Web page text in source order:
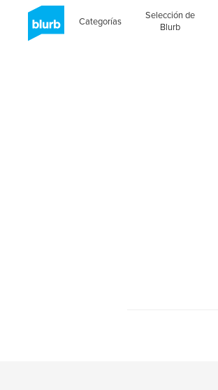
Categorías
Selección de
Blurb